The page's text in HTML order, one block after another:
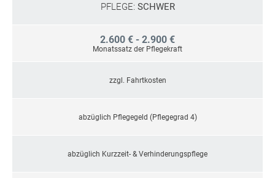
PFLEGE: SCHWER
2.600 € - 2.900 €
Monatssatz der Pflegekraft
zzgl. Fahrtkosten
abzüglich Pflegegeld (Pflegegrad 4)
abzüglich Kurzzeit- & Verhinderungspflege